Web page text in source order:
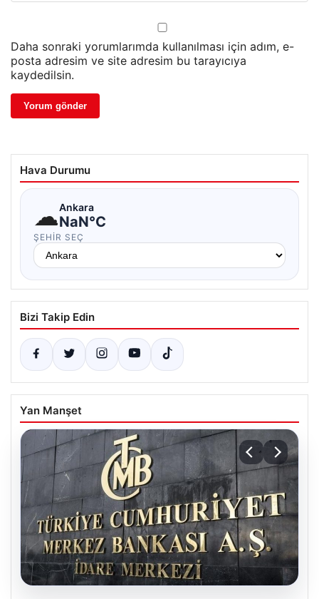
Daha sonraki yorumlarımda kullanılması için adım, e-
posta adresim ve site adresim bu tarayıcıya
kaydedilsin.
Hava Durumu
☁Ankara
NaN°C
ŞEHIR SEÇ
Bizi Takip Edin
Yan Manşet